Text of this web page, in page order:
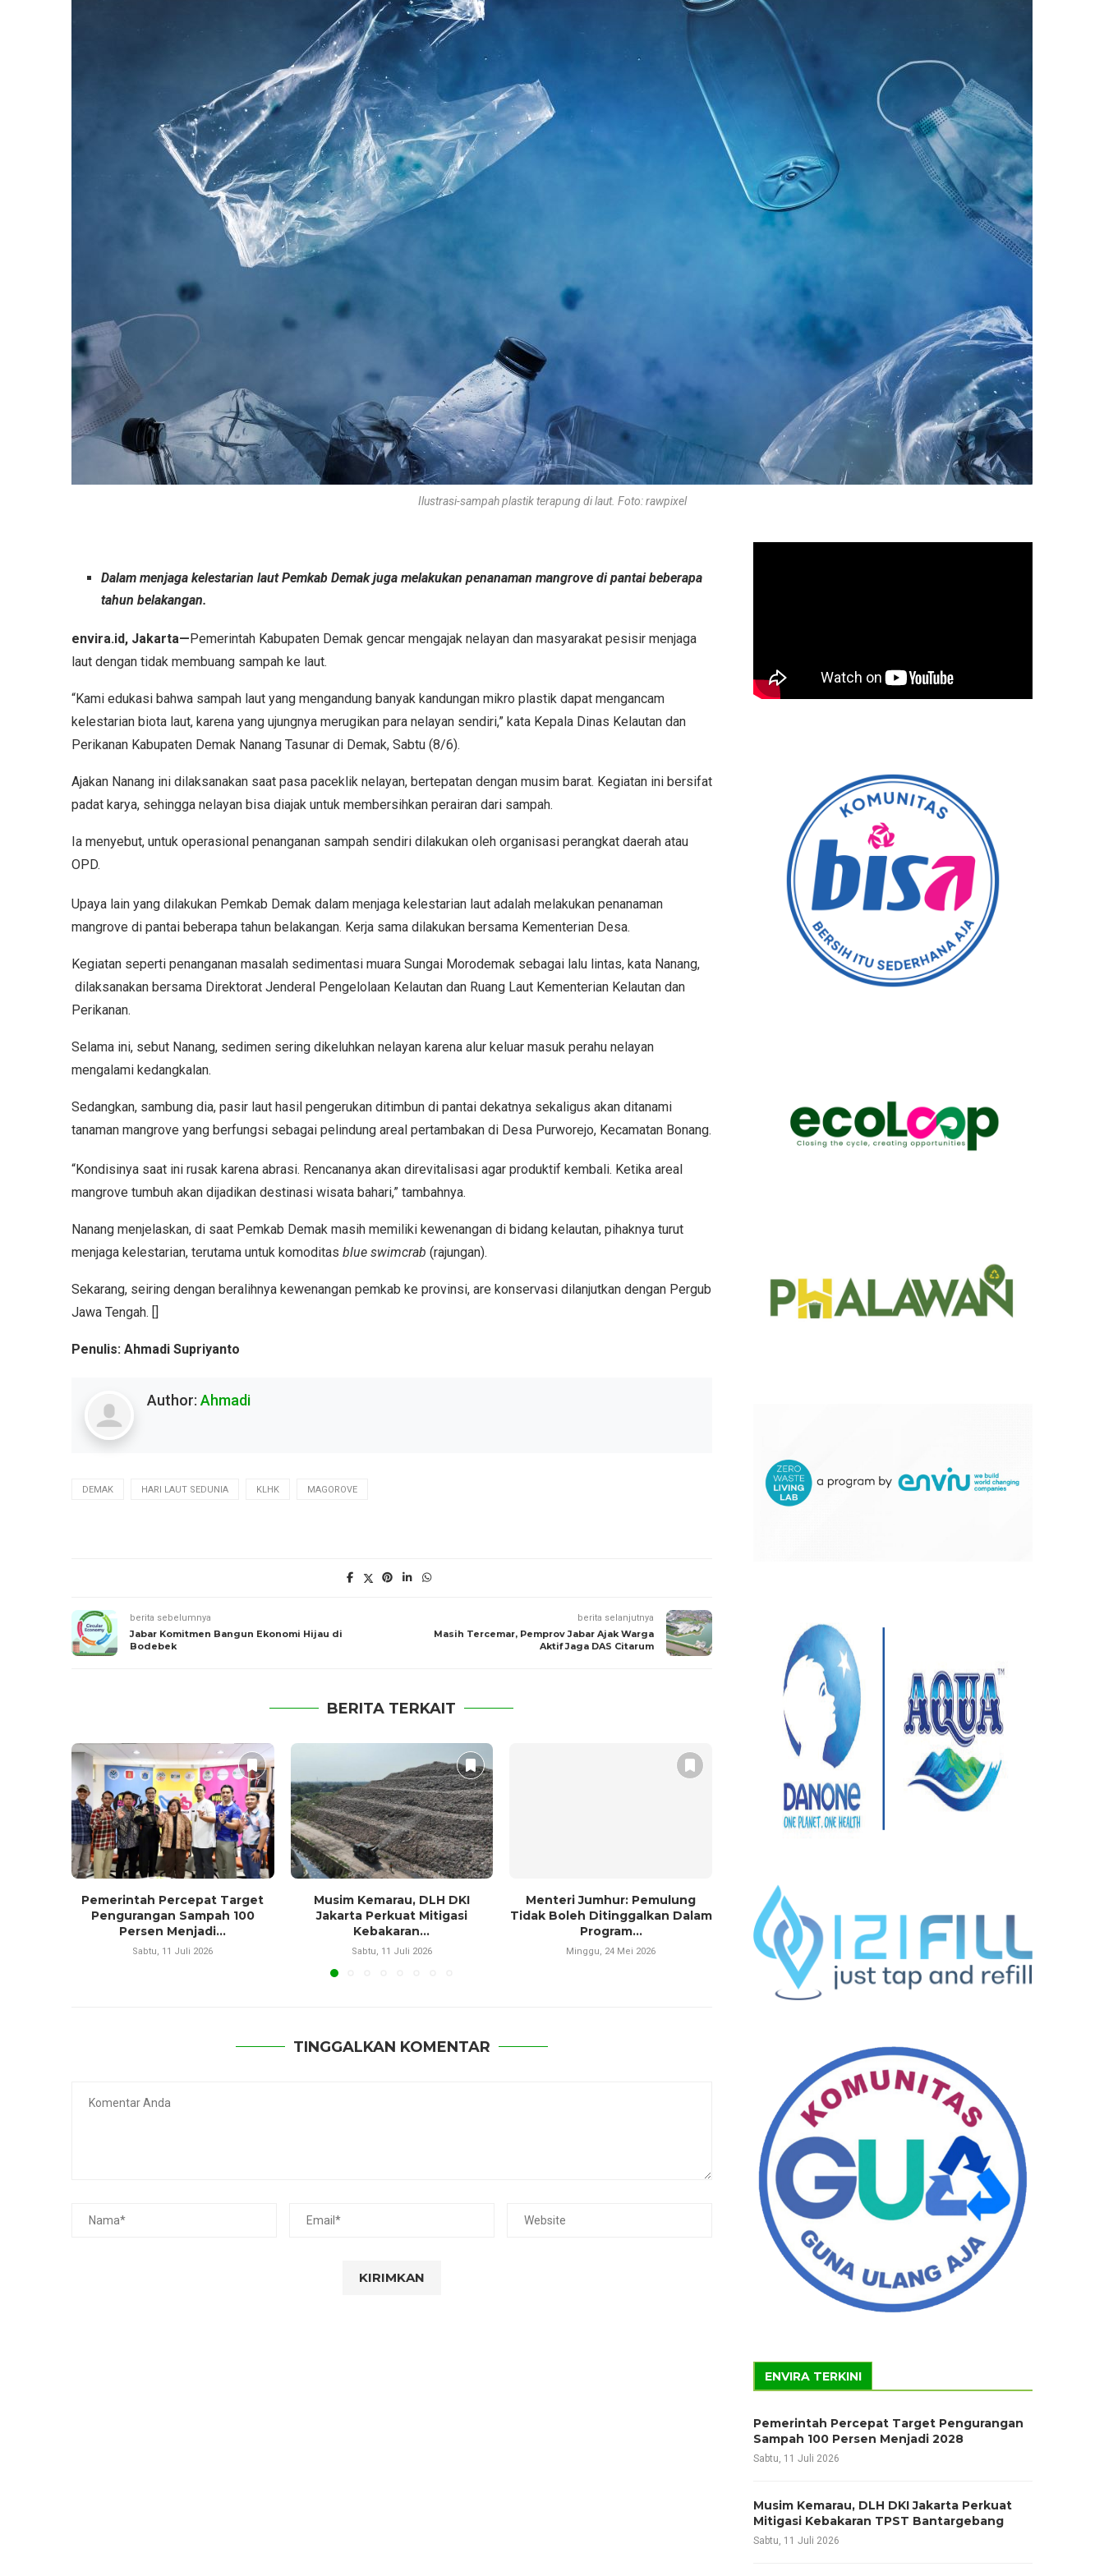
Ilustrasi-sampah plastik terapung di laut. Foto: rawpixel
Dalam menjaga kelestarian laut Pemkab Demak juga melakukan penanaman mangrove di pantai beberapa
tahun belakangan.
envira.id, Jakarta— Pemerintah Kabupaten Demak gencar mengajak nelayan dan masyarakat pesisir menjaga
laut dengan tidak membuang sampah ke laut.
“Kami edukasi bahwa sampah laut yang mengandung banyak kandungan mikro plastik dapat mengancam
kelestarian biota laut, karena yang ujungnya merugikan para nelayan sendiri,” kata Kepala Dinas Kelautan dan
Perikanan Kabupaten Demak Nanang Tasunar di Demak, Sabtu (8/6).
Ajakan Nanang ini dilaksanakan saat pasa paceklik nelayan, bertepatan dengan musim barat. Kegiatan ini bersifat
padat karya, sehingga nelayan bisa diajak untuk membersihkan perairan dari sampah.
Ia menyebut, untuk operasional penanganan sampah sendiri dilakukan oleh organisasi perangkat daerah atau
OPD.
Upaya lain yang dilakukan Pemkab Demak dalam menjaga kelestarian laut adalah melakukan penanaman
mangrove di pantai beberapa tahun belakangan. Kerja sama dilakukan bersama Kementerian Desa.
Kegiatan seperti penanganan masalah sedimentasi muara Sungai Morodemak sebagai lalu lintas, kata Nanang,
dilaksanakan bersama Direktorat Jenderal Pengelolaan Kelautan dan Ruang Laut Kementerian Kelautan dan
Perikanan.
Selama ini, sebut Nanang, sedimen sering dikeluhkan nelayan karena alur keluar masuk perahu nelayan
mengalami kedangkalan.
Sedangkan, sambung dia, pasir laut hasil pengerukan ditimbun di pantai dekatnya sekaligus akan ditanami
tanaman mangrove yang berfungsi sebagai pelindung areal pertambakan di Desa Purworejo, Kecamatan Bonang.
“Kondisinya saat ini rusak karena abrasi. Rencananya akan direvitalisasi agar produktif kembali. Ketika areal
mangrove tumbuh akan dijadikan destinasi wisata bahari,” tambahnya.
Nanang menjelaskan, di saat Pemkab Demak masih memiliki kewenangan di bidang kelautan, pihaknya turut
menjaga kelestarian, terutama untuk komoditas blue swimcrab (rajungan).
Sekarang, seiring dengan beralihnya kewenangan pemkab ke provinsi, are konservasi dilanjutkan dengan Pergub
Jawa Tengah. []
Penulis: Ahmadi Supriyanto
Author: Ahmadi
DEMAK HARI LAUT SEDUNIA KLHK MAGOROVE
berita sebelumnya
Jabar Komitmen Bangun Ekonomi Hijau di
Bodebek
berita selanjutnya
Masih Tercemar, Pemprov Jabar Ajak Warga
Aktif Jaga DAS Citarum
BERITA TERKAIT
Pemerintah Percepat Target
Pengurangan Sampah 100
Persen Menjadi...
Sabtu, 11 Juli 2026
Musim Kemarau, DLH DKI
Jakarta Perkuat Mitigasi
Kebakaran...
Sabtu, 11 Juli 2026
Menteri Jumhur: Pemulung
Tidak Boleh Ditinggalkan Dalam
Program...
Minggu, 24 Mei 2026
Komunitas BISA Gelar Beach
Clean-up, Ratusan Relawan
Bersihkan...
Jumat, 24 April 2026
Desa Kutuh
Minggu, 19 April 2026
TINGGALKAN KOMENTAR
ENVIRA TERKINI
Pemerintah Percepat Target Pengurangan
Sampah 100 Persen Menjadi 2028
Sabtu, 11 Juli 2026
Musim Kemarau, DLH DKI Jakarta Perkuat
Mitigasi Kebakaran TPST Bantargebang
Sabtu, 11 Juli 2026